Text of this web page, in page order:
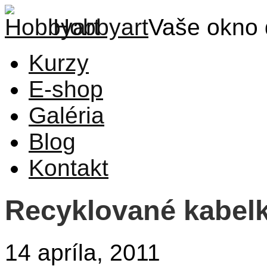
HobbyartVaše okno
Kurzy
E-shop
Galéria
Blog
Kontakt
Recyklované
14 apríla, 2011